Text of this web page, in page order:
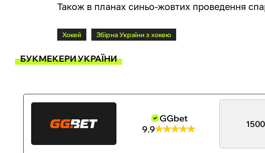
Також в планах синьо-жовтих проведення
Хокей Збірна України з хокею
БУКМЕКЕРИ УКРАЇНИ
GGbet
9.9